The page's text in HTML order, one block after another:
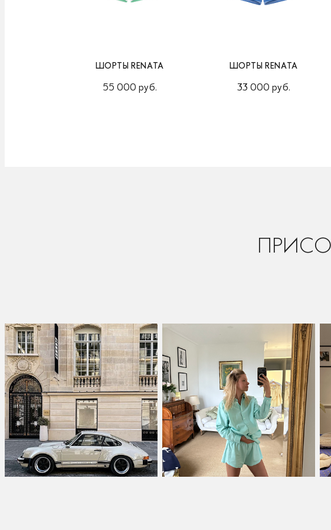
ШОРТЫ RENATA
55 000 руб.
ШОРТЫ RENATA
33 000 руб.